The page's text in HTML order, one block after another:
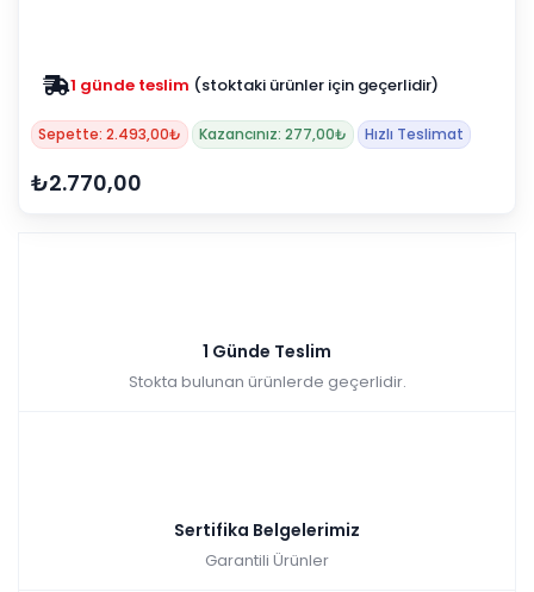
1 günde teslim (stoktaki ürünler için geçerlidir)
Sepette: 2.493,00₺ Kazancınız: 277,00₺ Hızlı Teslimat
₺2.770,00
1 Günde Teslim
Stokta bulunan ürünlerde geçerlidir.
Sertifika Belgelerimiz
Garantili Ürünler